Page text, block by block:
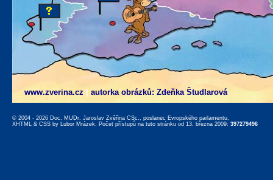
www.zverina.cz autorka obrázků: Zdeňka Študlarová
© 2004 - 2026 Doc. MUDr. Jaroslav Zvěřina CSc., poslanec Evropského parlamentu,
XHTML & CSS by Lubor Mrázek. Počet přístupů na tuto stránku od 13. března 2009: 397279496